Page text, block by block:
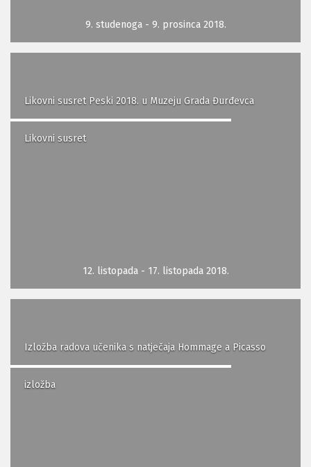
9. studenoga - 9. prosinca 2018.
Likovni susret Peski 2018. u Muzeju Grada Đurđevca
Likovni susret
12. listopada - 17. listopada 2018.
Izložba radova učenika s natječaja Hommage a Picasso
izložba